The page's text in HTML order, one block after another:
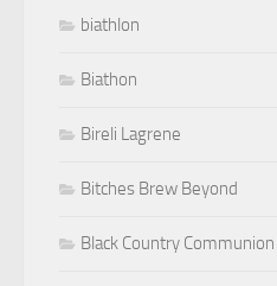
biathlon
Biathon
Bireli Lagrene
Bitches Brew Beyond
Black Country Communion